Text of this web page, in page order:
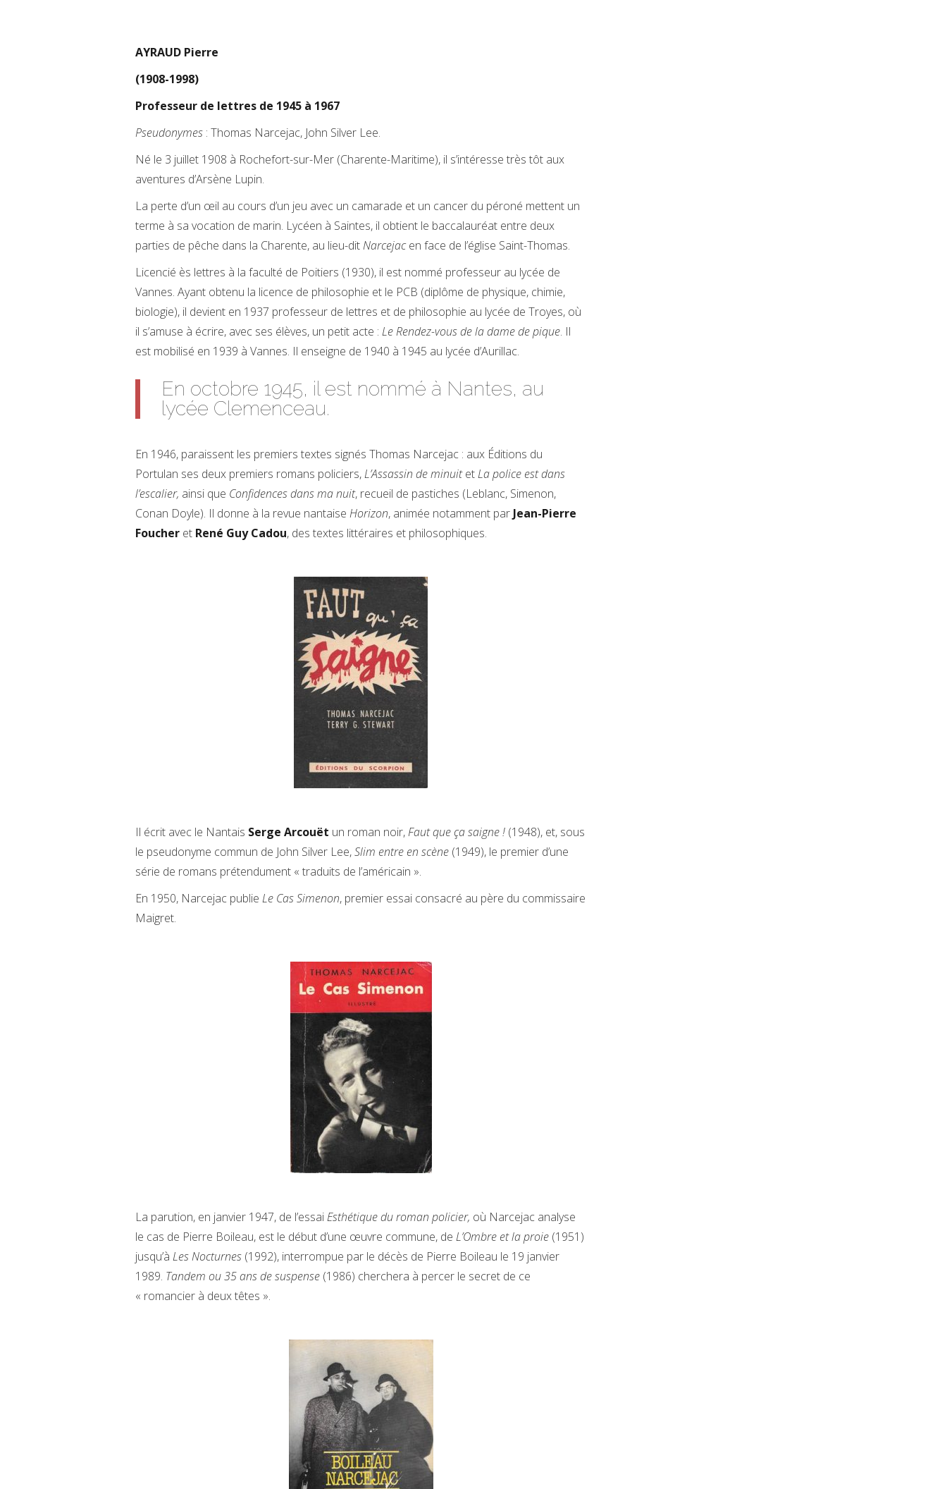
AYRAUD Pierre
(1908-1998)
Professeur de lettres de 1945 à 1967
Pseudonymes : Thomas Narcejac, John Silver Lee.
Né le 3 juillet 1908 à Rochefort-sur-Mer (Charente-Maritime), il s’intéresse très tôt aux
aventures d’Arsène Lupin.
La perte d’un œil au cours d’un jeu avec un camarade et un cancer du péroné mettent un
terme à sa vocation de marin. Lycéen à Saintes, il obtient le baccalauréat entre deux
parties de pêche dans la Charente, au lieu-ditNarcejacen face de l’église Saint-Thomas.
Licencié ès lettres à la faculté de Poitiers (1930), il est nommé professeur au lycée de
Vannes. Ayant obtenu la licence de philosophie et le PCB (diplôme de physique, chimie,
biologie), il devient en 1937 professeur de lettres et de philosophie au lycée de Troyes, où
il s’amuse à écrire, avec ses élèves, un petit acte : Le Rendez-vous de la dame de pique. Il
est mobilisé en 1939 à Vannes. Il enseigne de 1940 à 1945 au lycée d’Aurillac.
En octobre 1945, il est nommé à Nantes, au
lycée Clemenceau.
En 1946, paraissent les premiers textes signés Thomas Narcejac : aux Éditions du
Portulan ses deux premiers romans policiers,L’Assassin de minuitetLa police est dans
l’escalier, ainsi que Confidences dans ma nuit, recueil de pastiches (Leblanc, Simenon,
Conan Doyle). Il donne à la revue nantaise Horizon, animée notamment par Jean-Pierre
Foucher et René Guy Cadou, des textes littéraires et philosophiques.
Il écrit avec le Nantais Serge Arcouët un roman noir,Faut que ça saigne ! (1948), et, sous
le pseudonyme commun de John Silver Lee,Slim entre en scène (1949), le premier d’une
série de romans prétendument « traduits de l’américain ».
En 1950, Narcejac publie Le Cas Simenon, premier essai consacré au père du commissaire
Maigret.
La parution, en janvier 1947, de l’essaiEsthétique du roman policier, où Narcejac analyse
le cas de Pierre Boileau, est le début d’une œuvre commune, de L’Ombre et la proie (1951)
jusqu’à Les Nocturnes (1992), interrompue par le décès de Pierre Boileau le 19 janvier
1989. Tandem ou 35 ans de suspense (1986) cherchera à percer le secret de ce
« romancier à deux têtes ».